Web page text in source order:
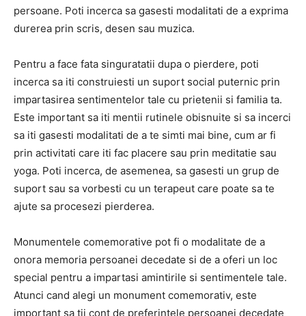
persoane. Poti incerca sa gasesti modalitati de a exprima
durerea prin scris, desen sau muzica.
Pentru a face fata singuratatii dupa o pierdere, poti
incerca sa iti construiesti un suport social puternic prin
impartasirea sentimentelor tale cu prietenii si familia ta.
Este important sa iti mentii rutinele obisnuite si sa incerci
sa iti gasesti modalitati de a te simti mai bine, cum ar fi
prin activitati care iti fac placere sau prin meditatie sau
yoga. Poti incerca, de asemenea, sa gasesti un grup de
suport sau sa vorbesti cu un terapeut care poate sa te
ajute sa procesezi pierderea.
Monumentele comemorative pot fi o modalitate de a
onora memoria persoanei decedate si de a oferi un loc
special pentru a impartasi amintirile si sentimentele tale.
Atunci cand alegi un monument comemorativ, este
important sa tii cont de preferintele persoanei decedate